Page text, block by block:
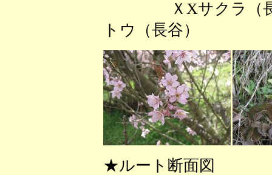
ＸXサクラ
トウ（長谷
★ルート断面図